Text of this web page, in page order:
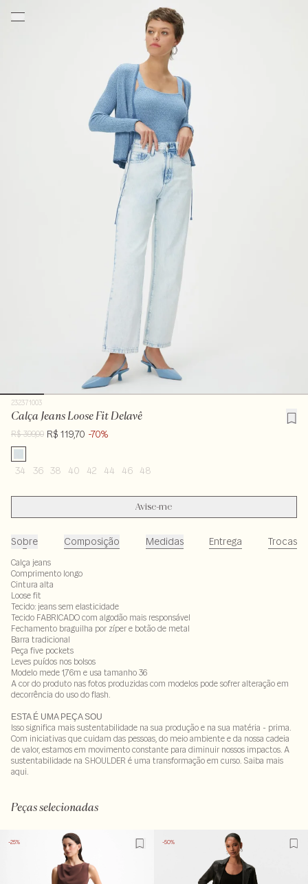
232371003
Calça Jeans Loose Fit Delavê
R$ 399,00 R$ 119,70 -70%
34 36 38 40 42 44 46 48
Avise-me
Sobre Composição Medidas Entrega Trocas
Calça jeans
Comprimento longo
Cintura alta
Loose fit
Tecido: jeans sem elasticidade
Tecido FABRICADO com algodão mais responsável
Fechamento braguilha por zíper e botão de metal
Barra tradicional
Peça five pockets
Leves puídos nos bolsos
Modelo mede 1,76m e usa tamanho 36
A cor do produto nas fotos produzidas com modelos pode sofrer alteração em
decorrência do uso do flash.
ESTA É UMA PEÇA SOU
Isso significa mais sustentabilidade na sua produção e na sua matéria - prima.
Com iniciativas que cuidam das pessoas, do meio ambiente e da nossa cadeia
de valor, estamos em movimento constante para diminuir nossos impactos. A
sustentabilidade na SHOULDER é uma transformação em curso. Saiba mais
aqui.
Peças selecionadas
-25% -50%